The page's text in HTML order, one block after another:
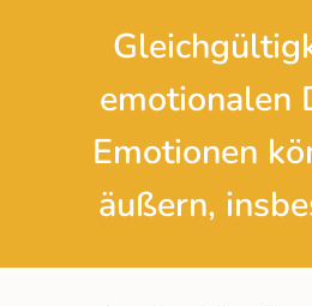
emotionalen
Emotionen
äußern,